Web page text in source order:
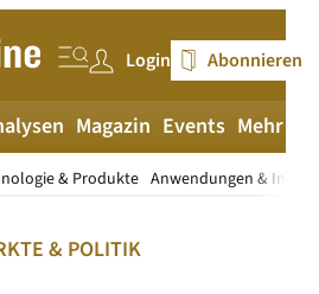
Login Abonnieren
& Produkte Anwendungen &
Magazin Events Mehr
& POLITIK